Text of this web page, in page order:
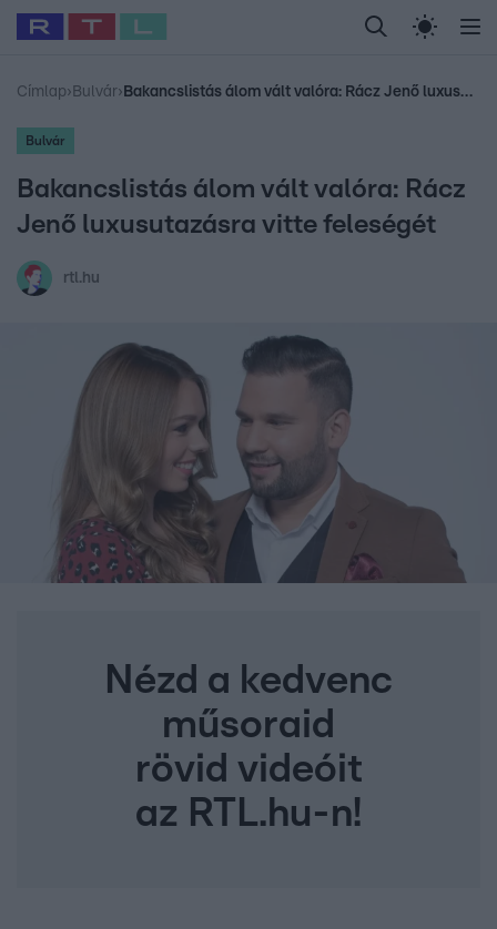
Legfrissebb RTL Híradó Randi Celeb vagyok,
Babits Marcella Most Wanted Gallusz
Címlap› Bulvár› Bakancslistás álom vált valóra: Rácz Jenő luxusutazásra vitte feleségét
Bulvár
Bakancslistás álom vált valóra: Rácz
Jenő luxusutazásra vitte feleségét
rtl.hu
Nézd a kedvenc
műsoraid
rövid videóit
az RTL.hu-n!